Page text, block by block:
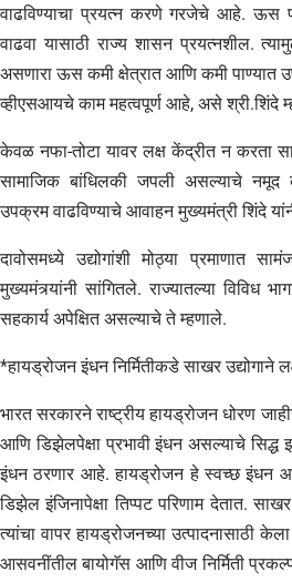
वाढविण्याचा प्रयत्न करणे गरजेचे आहे. ऊस
वाढवा यासाठी राज्य शासन प्रयत्नशील.
असणारा ऊस कमी क्षेत्रात आणि कमी पाण्यात
व्हीएसआयचे काम महत्वपूर्ण आहे, असे श्री.शिंदे
केवळ नफा-तोटा यावर लक्ष केंद्रीत न करता
सामाजिक बांधिलकी जपली असल्याचे
उपक्रम वाढविण्याचे आवाहन मुख्यमंत्री शिंदे
दावोसमध्ये उद्योगांशी मोठ्या प्रमाणात
मुख्यमंत्र्यांनी सांगितले. राज्यातल्या विविध
सहकार्य अपेक्षित असल्याचे ते म्हणाले.
*हायड्रोजन इंधन निर्मितीकडे साखर उद्योगाने
भारत सरकारने राष्ट्रीय हायड्रोजन धोरण
आणि डिझेलपेक्षा प्रभावी इंधन असल्याचे सिद्ध
इंधन ठरणार आहे. हायड्रोजन हे स्वच्छ इंधन
डिझेल इंजिनापेक्षा तिप्पट परिणाम देतात.
त्यांचा वापर हायड्रोजनच्या उत्पादनासाठी
आसवनींतील बायोगॅस आणि वीज निर्मिती